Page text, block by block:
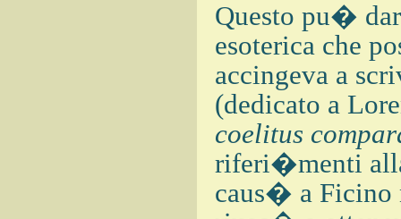
Questo pu�
esoterica che
accingeva a
(dedicato a
coelitus
riferi�menti
caus� a Ficino